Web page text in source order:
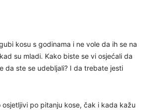
kosu s godinama i ne vole da ih se na
su mladi. Kako biste se vi osjećali da
da ste se udebljali? I da trebate jesti
osjetljivi po pitanju kose, čak i kada kažu